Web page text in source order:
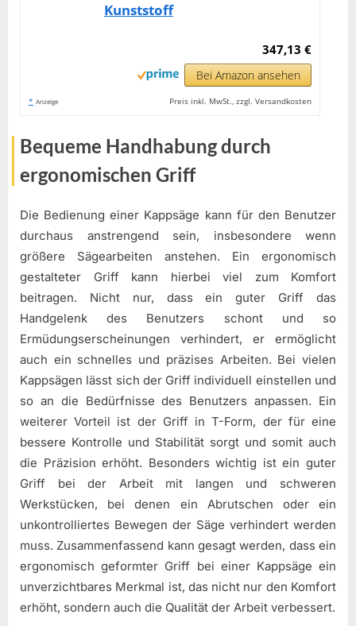
Kunststoff
347,13 €
Bei Amazon ansehen
* Anzeige Preis inkl. MwSt., zzgl. Versandkosten
Bequeme Handhabung durch
ergonomischen Griff
Die Bedienung einer Kappsäge kann für den Benutzer
durchaus anstrengend sein, insbesondere wenn
größere Sägearbeiten anstehen. Ein ergonomisch
gestalteter Griff kann hierbei viel zum Komfort
beitragen. Nicht nur, dass ein guter Griff das
Handgelenk des Benutzers schont und so
Ermüdungserscheinungen verhindert, er ermöglicht
auch ein schnelles und präzises Arbeiten. Bei vielen
Kappsägen lässt sich der Griff individuell einstellen und
so an die Bedürfnisse des Benutzers anpassen. Ein
weiterer Vorteil ist der Griff in T-Form, der für eine
bessere Kontrolle und Stabilität sorgt und somit auch
die Präzision erhöht. Besonders wichtig ist ein guter
Griff bei der Arbeit mit langen und schweren
Werkstücken, bei denen ein Abrutschen oder ein
unkontrolliertes Bewegen der Säge verhindert werden
muss. Zusammenfassend kann gesagt werden, dass ein
ergonomisch geformter Griff bei einer Kappsäge ein
unverzichtbares Merkmal ist, das nicht nur den Komfort
erhöht, sondern auch die Qualität der Arbeit verbessert.